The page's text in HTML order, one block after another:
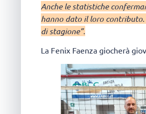
Anche le statistiche
hanno dato il loro
di stagione”.
La Fenix Faenza giocherà